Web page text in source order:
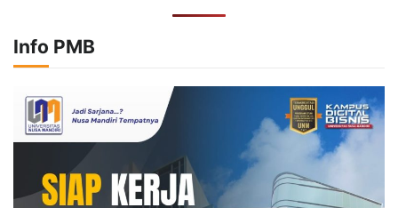
Info PMB